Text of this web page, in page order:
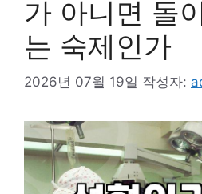
가 아니면 돌
는 숙제인가
2026년 07월 19일 작성자: